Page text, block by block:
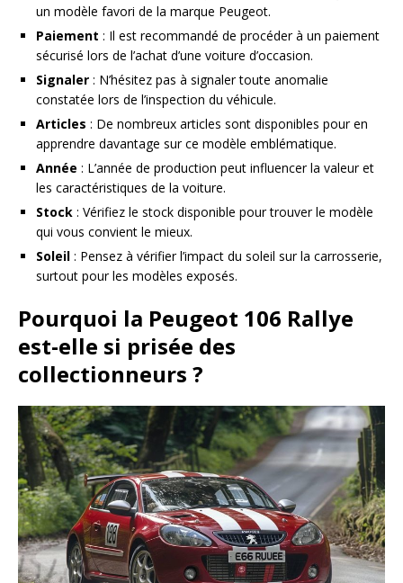
un modèle favori de la marque Peugeot.
Paiement : Il est recommandé de procéder à un paiement
sécurisé lors de l’achat d’une voiture d’occasion.
Signaler : N’hésitez pas à signaler toute anomalie
constatée lors de l’inspection du véhicule.
Articles : De nombreux articles sont disponibles pour en
apprendre davantage sur ce modèle emblématique.
Année : L’année de production peut influencer la valeur et
les caractéristiques de la voiture.
Stock : Vérifiez le stock disponible pour trouver le modèle
qui vous convient le mieux.
Soleil : Pensez à vérifier l’impact du soleil sur la carrosserie,
surtout pour les modèles exposés.
Pourquoi la Peugeot 106 Rallye
est-elle si prisée des
collectionneurs ?